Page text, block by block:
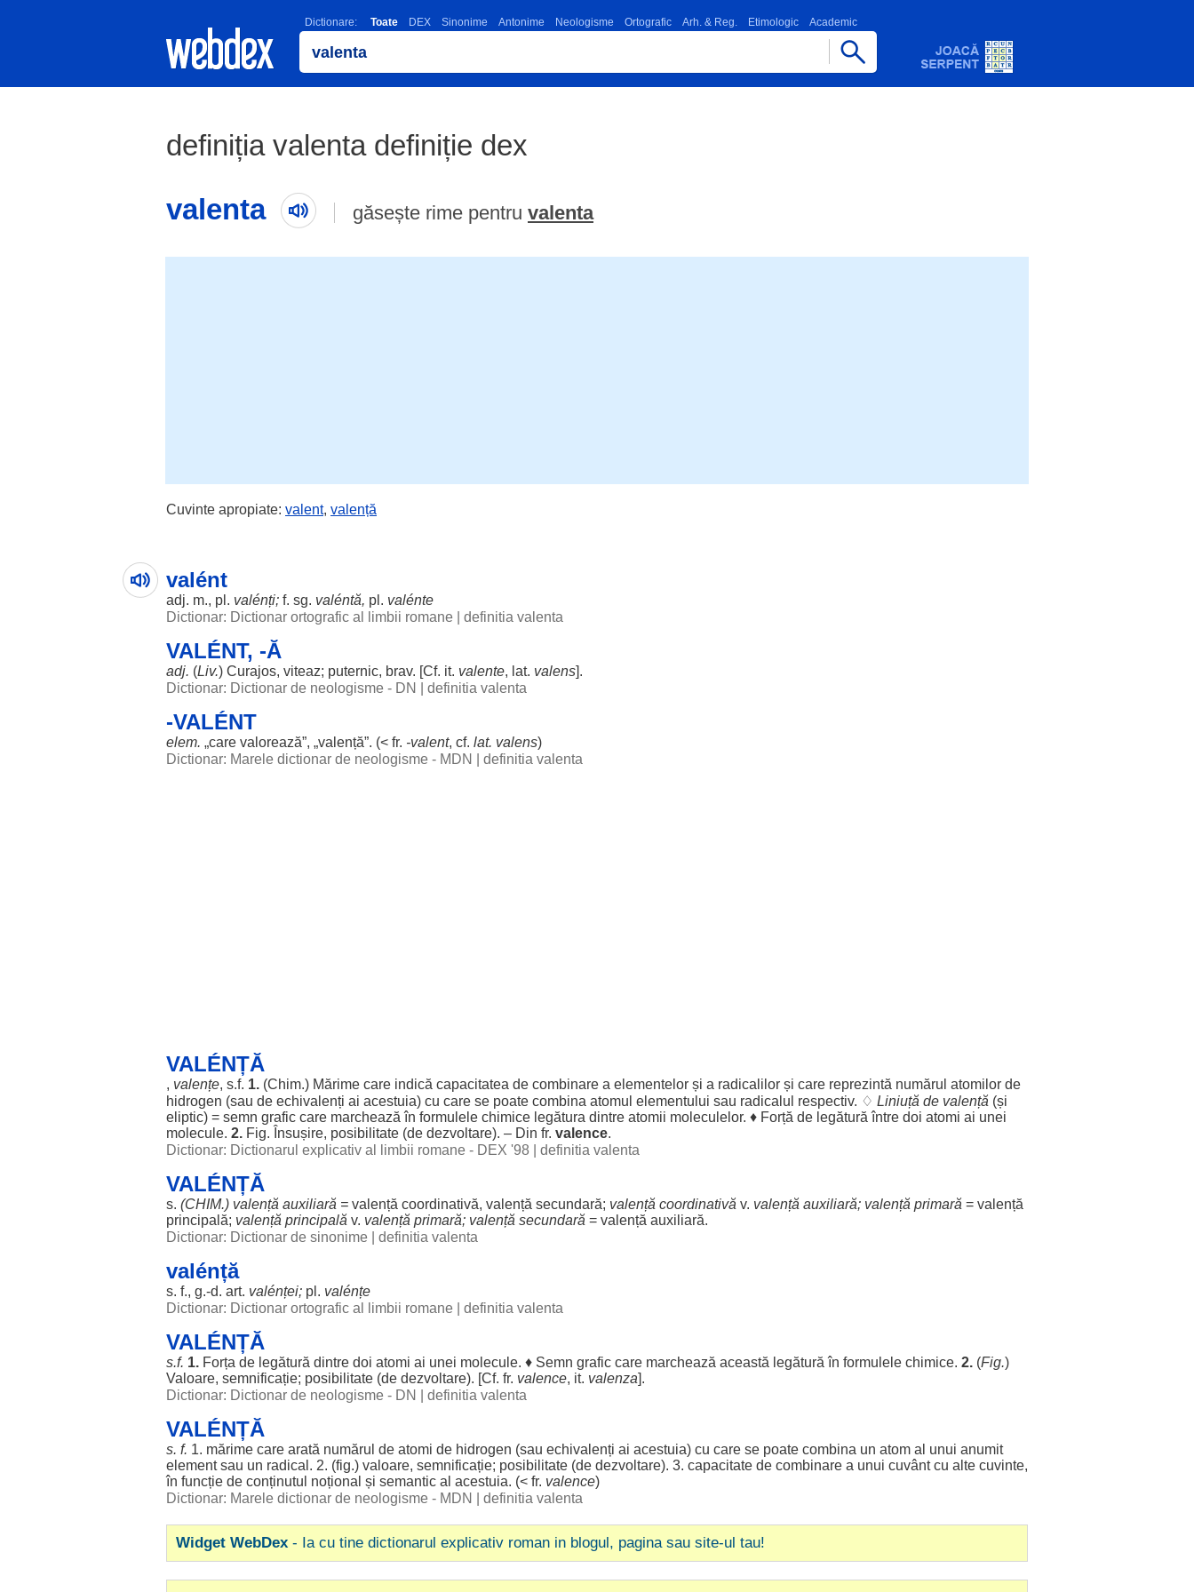
Dictionare: Toate DEX Sinonime Antonime Neologisme Ortografic Arh. & Reg. Etimologic Academic
definiția valenta definiție dex
valenta
găsește rime pentru valenta
Cuvinte apropiate: valent, valență
valént
adj. m., pl. valénți; f. sg. valéntă, pl. valénte
Dictionar: Dictionar ortografic al limbii romane
definitia valenta
VALÉNT, -Ă
adj. (Liv.) Curajos, viteaz; puternic, brav. [Cf. it. valente, lat. valens].
Dictionar: Dictionar de neologisme - DN
definitia valenta
-VALÉNT
elem. „care valorează”, „valență”. (< fr. -valent, cf. lat. valens)
Dictionar: Marele dictionar de neologisme - MDN
definitia valenta
VALÉNȚĂ
, valențe, s.f. 1. (Chim.) Mărime care indică capacitatea de combinare a elementelor și a radicalilor și care reprezintă numărul atomilor de
hidrogen (sau de echivalenți ai acestuia) cu care se poate combina atomul elementului sau radicalul respectiv. ♢ Liniuță de valență (și
eliptic) = semn grafic care marchează în formulele chimice legătura dintre atomii moleculelor. ♦ Forță de legătură între doi atomi ai unei
molecule. 2. Fig. Însușire, posibilitate (de dezvoltare). – Din fr. valence.
Dictionar: Dictionarul explicativ al limbii romane - DEX '98
definitia valenta
VALÉNȚĂ
s. (CHIM.) valență auxiliară = valență coordinativă, valență secundară; valență coordinativă v. valență auxiliară; valență primară = valență
principală; valență principală v. valență primară; valență secundară = valență auxiliară.
Dictionar: Dictionar de sinonime
definitia valenta
valénță
s. f., g.-d. art. valénței; pl. valénțe
Dictionar: Dictionar ortografic al limbii romane
definitia valenta
VALÉNȚĂ
s.f. 1. Forța de legătură dintre doi atomi ai unei molecule. ♦ Semn grafic care marchează această legătură în formulele chimice. 2. (Fig.)
Valoare, semnificație; posibilitate (de dezvoltare). [Cf. fr. valence, it. valenza].
Dictionar: Dictionar de neologisme - DN
definitia valenta
VALÉNȚĂ
s. f. 1. mărime care arată numărul de atomi de hidrogen (sau echivalenți ai acestuia) cu care se poate combina un atom al unui anumit
elementsau un radical . 2. (fig.) valoare, semnificație; posibilitate (de dezvoltare). 3. capacitate de combinare a unui cuvântcu alte cuvinte,
în funcție de conținutul noțional și semantic al acestuia. (< fr. valence)
Dictionar: Marele dictionar de neologisme - MDN
definitia valenta
Widget WebDex - Ia cu tine dictionarul explicativ roman in blogul, pagina sau site-ul tau!